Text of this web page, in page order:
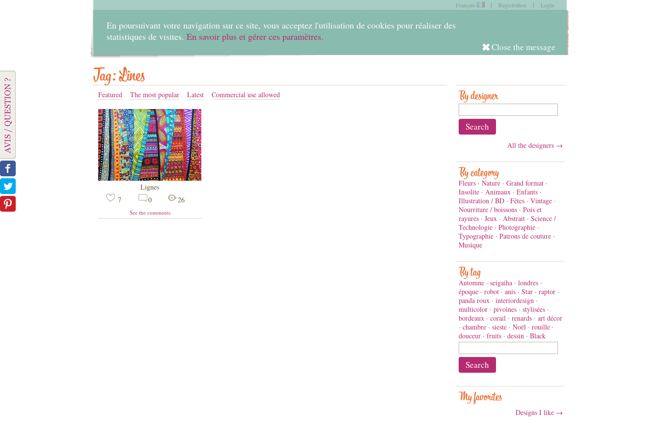
En poursuivant votre navigation sur ce site, vous acceptez l'utilisation de cookies pour réaliser des
statistiques de visites. En savoir plus et gérer ces paramètres.
Close the message
Français | Registration | Login
0item in
Log in
Tag: Lines
Featured The most popular Latest Commercial use allowed
Lignes
7
0 26
See the comments
By designer
All the designers →
By category
Fleurs · Nature · Grand format ·
Insolite · Animaux · Enfants ·
Illustration / BD · Fêtes · Vintage ·
Nourriture / boissons · Pois et
rayures · Jeux · Abstrait · Science /
Technologie · Photographie ·
Typographie · Patrons de couture ·
Musique
By tag
Automne · seigaiha · londres ·
époque · robot · anis · Star · raptor ·
panda roux · interiordesign ·
multicolor · pivoines · stylisées ·
bordeaux · corail · renards · art décor
· chambre · sieste · Noël · rouille ·
douceur · fruits · dessin · Black
My favorites
Designs I like →